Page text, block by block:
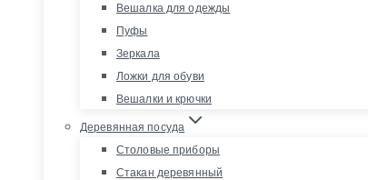
Вешалка для одежды
Пуфы
Зеркала
Ложки для обуви
Вешалки и крючки
Деревянная посуда
Столовые приборы
Стакан деревянный